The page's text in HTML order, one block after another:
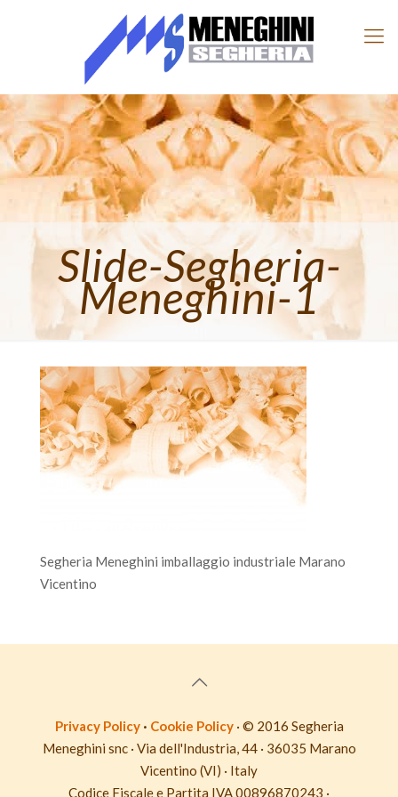
Slide-Segheria-
Meneghini-1
Segheria Meneghini imballaggio industriale Marano
Vicentino
Privacy Policy· Cookie Policy· © 2016 Segheria
Meneghini snc · Via dell'Industria, 44 · 36035 Marano
Vicentino (VI) · Italy
Codice Fiscale e Partita IVA 00896870243 ·